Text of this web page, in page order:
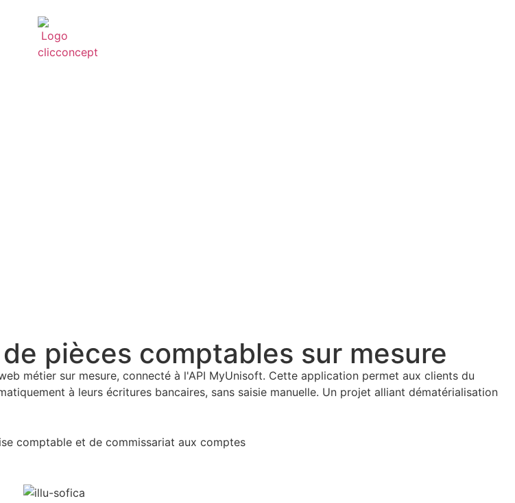
pièces comptables sur mesure
métier sur mesure, connecté à l'API MyUnisoft. Cette application permet aux clients du
à leurs écritures bancaires, sans saisie manuelle. Un projet alliant dématérialisation